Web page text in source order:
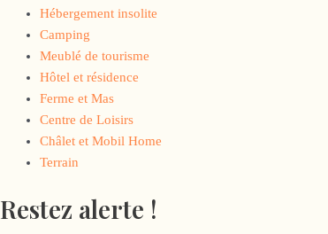
Hébergement insolite
Camping
Meublé de tourisme
Hôtel et résidence
Ferme et Mas
Centre de Loisirs
Châlet et Mobil Home
Terrain
Restez alerte !